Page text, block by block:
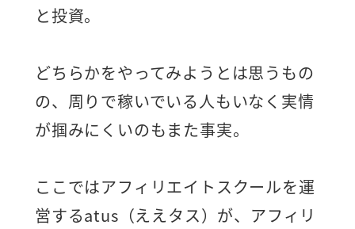
と投資。
どちらかをやってみようとは思うもの
の、周りで稼いでいる人もいなく実情
が掴みにくいのもまた事実。
ここではアフィリエイトスクールを運
営するatus（ええタス）が、アフィリ